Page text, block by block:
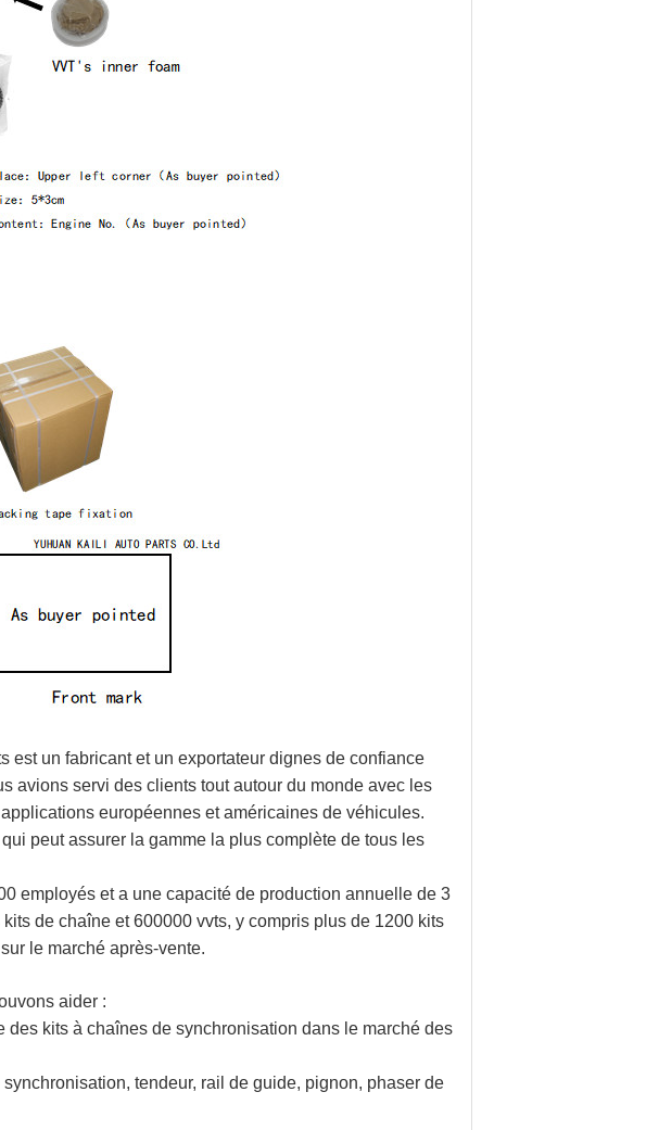
est un fabricant et un exportateur dignes de confiance
avions servi des clients tout autour du monde avec les
européennes et américaines de véhicules.
peut assurer la gamme la plus complète de tous les
employés et a une capacité de production annuelle de 3
de chaîne et 600000 vvts, y compris plus de 1200 kits
le marché après-vente.
aider :
kits à chaînes de synchronisation dans le marché des
tendeur, rail de guide, pignon, phaser de